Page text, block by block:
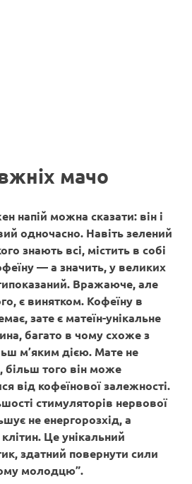
мачо
напій можна сказати: він і
одночасно. Навіть зелений
знають всі, містить в собі
— а значить, у великих
Вражаюче, але
є винятком. Кофеїну в
зате є матеїн-унікальне
багато в чому схоже з
м’яким дією. Мате не
більш того він може
від кофеїнової залежності.
стимуляторів нервової
не енергорозхід, а
Це унікальний
здатний повернути сили
молодцю”.